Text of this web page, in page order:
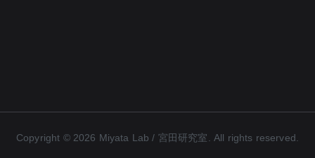
Copyright © 2026 Miyata Lab / 宮田研究室. All rights reserved.